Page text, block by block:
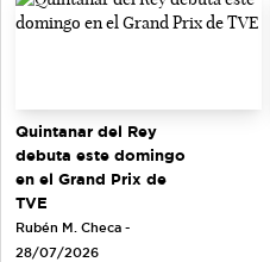
Quintanar del Rey
debuta este domingo
en el Grand Prix de
TVE
Rubén M. Checa -
28/07/2026